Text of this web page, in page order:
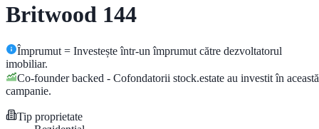
Britwood 144
Împrumut = Investește într-un împrumut către dezvoltatorul
imobiliar.
Co-founder backed - Cofondatorii stock.estate au investit în această
campanie.
Tip proprietate